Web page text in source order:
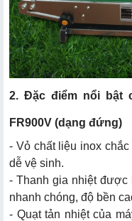
2. Đặc điểm nổi bật
FR900V (dạng đứng)
- Vỏ chất liệu inox
dễ vệ sinh.
- Thanh gia nhiệt được
nhanh chóng, độ bền
- Quạt tản nhiệt của